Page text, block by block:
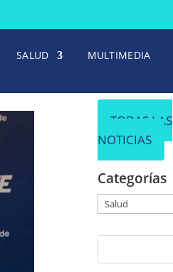
SALUD MULTIMEDIA
TODAS LAS
NOTICIAS
Categorías
Categorías